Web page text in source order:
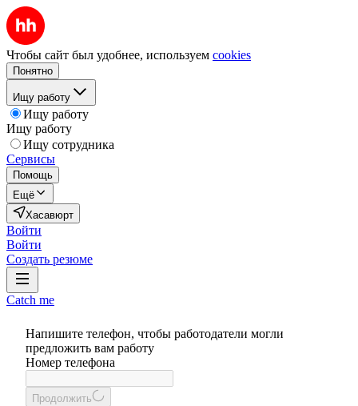
Чтобы сайт был удобнее, используем cookies
Понятно
Ищу работу
Ищу работу
Ищу работу
Ищу сотрудника
Сервисы
Помощь
Ещё
Хасавюрт
Войти
Войти
Создать резюме
Catch me
Напишите телефон, чтобы работодатели могли
предложить вам работу
Номер телефона
Продолжить